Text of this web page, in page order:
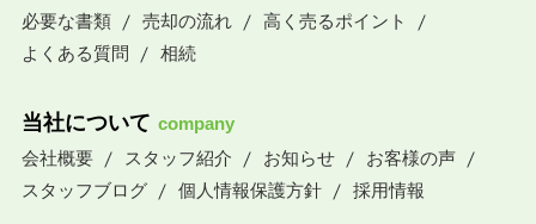
必要な書類
売却の流れ
高く売るポイント
よくある質問
相続
当社について company
会社概要
スタッフ紹介 お知らせ
お客様の声
スタッフブログ
個人情報保護方針 採用情報